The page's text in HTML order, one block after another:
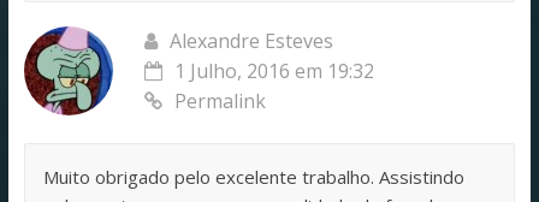
Alexandre Esteves
1 Julho, 2016 em 19:32
Permalink
Muito obrigado pelo excelente trabalho. Assistindo